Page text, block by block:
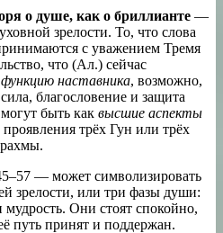
о душе, как о бриллианте —
зрелости. То, что слова
с уважением Тремя
что (Ал.) сейчас
наставника, возможно,
благословение и защита
быть как высшие аспекты
проявления трёх Гун или трёх
— может символизировать
зрелости, или три фазы души:
мудрость. Они стоят спокойно,
путь принят и поддержан.